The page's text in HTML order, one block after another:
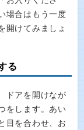
場合はもう一度
開けてみましょ
る
ドアを開けなが
をします。あい
目を合わせ、お